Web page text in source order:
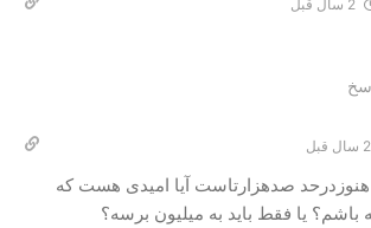
صدهزارتاست آیا امیدی هست که
یا فقط باید به میلیون برسه؟